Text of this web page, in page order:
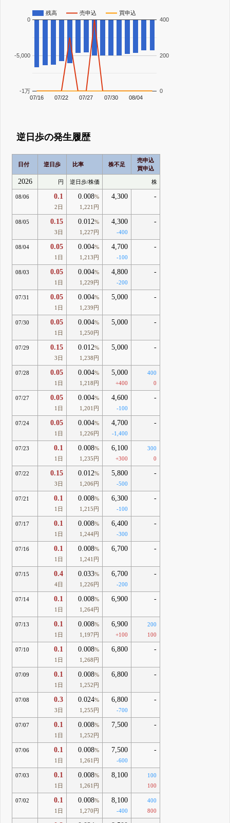
残高 売申込 買申込
07/16 07/22 07/27 07/30 08/04
-1万
-5,000
0
0
200
400
逆日歩の発生履歴
日付 逆日歩 比率 株不足
売申込
買申込
2026 円 逆日歩/株価 株
08/06 0.1
2日
0.008%
1,221円
4,300 -
08/05 0.15
3日
0.012%
1,227円
4,300
-400
-
08/04 0.05
1日
0.004%
1,213円
4,700
-100
-
08/03 0.05
1日
0.004%
1,229円
4,800
-200
-
07/31 0.05
1日
0.004%
1,239円
5,000 -
07/30 0.05
1日
0.004%
1,250円
5,000 -
07/29 0.15
3日
0.012%
1,238円
5,000 -
07/28 0.05
1日
0.004%
1,218円
5,000
+400
400
0
07/27 0.05
1日
0.004%
1,201円
4,600
-100
-
07/24 0.05
1日
0.004%
1,226円
4,700
-1,400
-
07/23 0.1
1日
0.008%
1,235円
6,100
+300
300
0
07/22 0.15
3日
0.012%
1,206円
5,800
-500
-
07/21 0.1
1日
0.008%
1,215円
6,300
-100
-
07/17 0.1
1日
0.008%
1,244円
6,400
-300
-
07/16 0.1
1日
0.008%
1,241円
6,700 -
07/15 0.4
4日
0.033%
1,226円
6,700
-200
-
07/14 0.1
1日
0.008%
1,264円
6,900 -
07/13 0.1
1日
0.008%
1,197円
6,900
+100
200
100
07/10 0.1
1日
0.008%
1,268円
6,800 -
07/09 0.1
1日
0.008%
1,252円
6,800 -
07/08 0.3
3日
0.024%
1,255円
6,800
-700
-
07/07 0.1
1日
0.008%
1,252円
7,500 -
07/06 0.1
1日
0.008%
1,261円
7,500
-600
-
07/03 0.1
1日
0.008%
1,261円
8,100
100
100
07/02 0.1
1日
0.008%
1,270円
8,100
-400
400
800